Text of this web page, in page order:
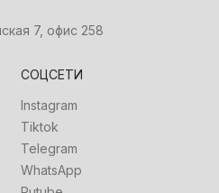
7, офис 258
СОЦСЕТИ
Instagram
Tiktok
Telegram
WhatsApp